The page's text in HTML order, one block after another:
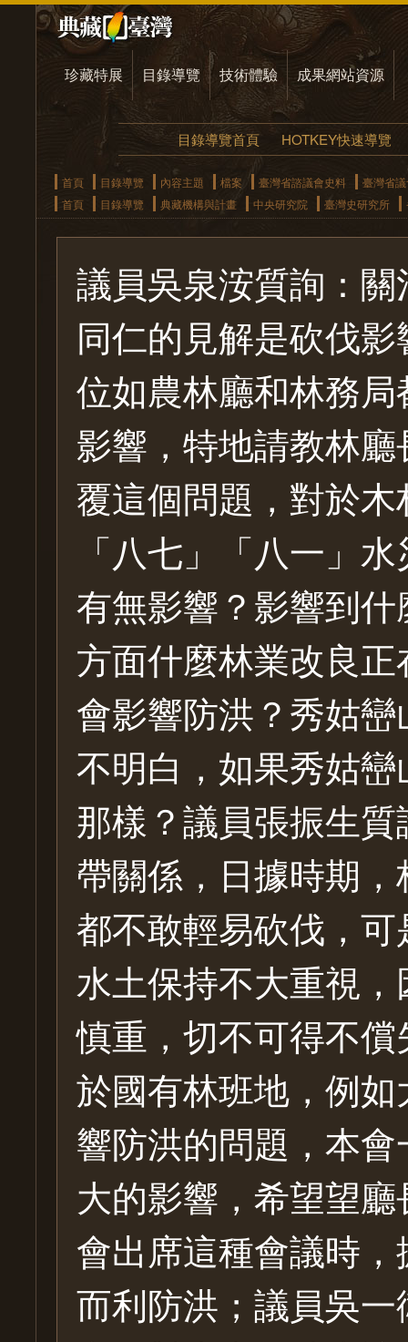
珍藏特展 目錄導覽 技術體驗 成果網站資源
目錄導覽首頁 HOTKEY快速導覽
首頁 目錄導覽 內容主題 檔案 臺灣省諮議會史料
臺灣省
首頁
目錄導覽 典藏機構與計畫 中央研究院 臺灣史研究所
議員吳泉洝質詢：
同仁的見解是砍伐
位如農林廳和林務
影響，特地請教林
覆這個問題，對於
「八七」「八一」
有無影響？影響到
方面什麼林業改良
會影響防洪？秀姑
不明白，如果秀姑
那樣？議員張振生
帶關係，日據時期
都不敢輕易砍伐，
水土保持不大重視
慎重，切不可得不
於國有林班地，例
響防洪的問題，本
大的影響，希望望
會出席這種會議時
而利防洪；議員吳